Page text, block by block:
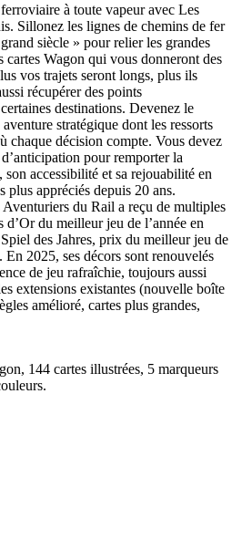
à toute vapeur avec Les
Sillonez les lignes de chemins de fer
siècle » pour relier les grandes
Wagon qui vous donneront des
vos trajets seront longs, plus ils
récupérer des points
destinations. Devenez le
stratégique dont les ressorts
chaque décision compte. Vous devez
pour remporter la
accessibilité et sa rejouabilité en
plus appréciés depuis 20 ans.
du Rail a reçu de multiples
du meilleur jeu de l’année en
des Jahres, prix du meilleur jeu de
2025, ses décors sont renouvelés
de jeu rafraîchie, toujours aussi
extensions existantes (nouvelle boîte
amélioré, cartes plus grandes,
144 cartes illustrées, 5 marqueurs